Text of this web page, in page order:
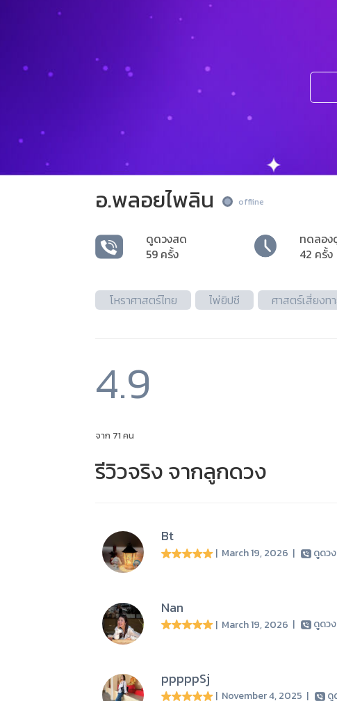
อ.พลอยไพลิน offline
ดูดวงสด
59 ครั้ง
ทดลอ
42 ครั้ง
โหราศาสตร์ไทย ไพ่ยิปซี ศาสตร์เสี่ยงท
4.9
จาก 71 คน
รีวิวจริง จากลูกดวง
Bt
| March 19, 2026 | ดูดว
Nan
| March 19, 2026 | ดูดว
pppppSj
| November 4, 2025 | ดู